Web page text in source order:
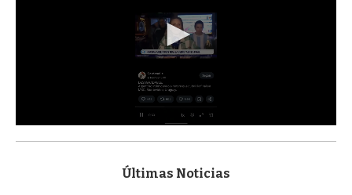
s
Últimas Noticias